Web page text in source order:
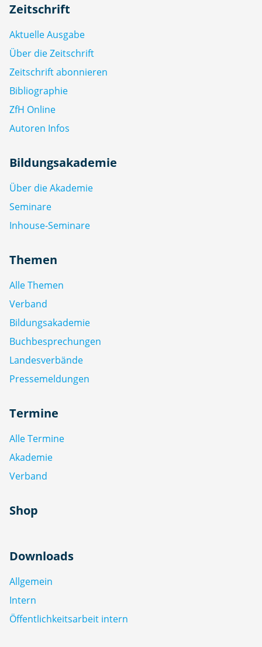
Zeitschrift
Aktuelle Ausgabe
Über die Zeitschrift
Zeitschrift abonnieren
Bibliographie
ZfH Online
Autoren Infos
Bildungsakademie
Über die Akademie
Seminare
Inhouse-Seminare
Themen
Alle Themen
Verband
Bildungsakademie
Buchbesprechungen
Landesverbände
Pressemeldungen
Termine
Alle Termine
Akademie
Verband
Shop
Downloads
Allgemein
Intern
Öffentlichkeitsarbeit intern